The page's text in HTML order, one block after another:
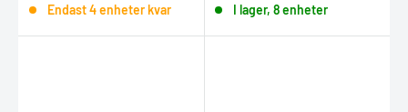
Endast 4 enheter kvar I lager, 8 enheter